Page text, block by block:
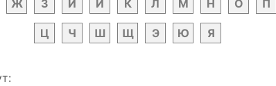
Ж З И Й К Л М Н О П
Ц Ч Ш Щ Э Ю Я